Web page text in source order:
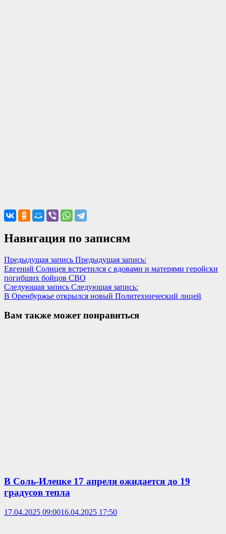
Навигация по записям
Предыдущая запись Предыдущая запись:
Евгений Солнцев встретился с вдовами и матерями геройски
погибших бойцов СВО
Следующая запись Следующая запись:
В Оренбуржье открылся новый Политехнический лицей
Вам также может понравиться
В Соль-Илецке 17 апреля ожидается до 19
градусов тепла
17.04.2025 09:0016.04.2025 17:50